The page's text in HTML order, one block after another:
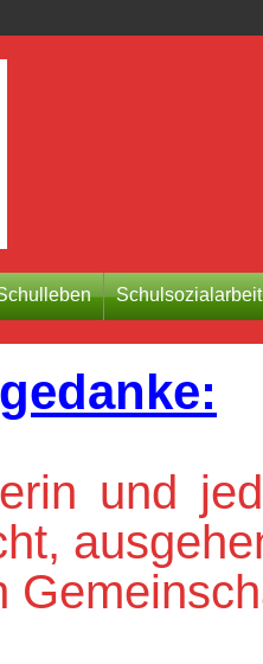
Schulsozialarbeit
und